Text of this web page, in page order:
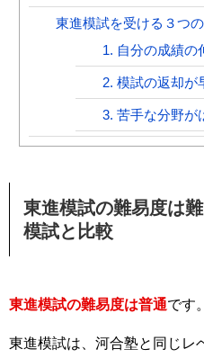
東進模試を受ける３つ
1. 自分の成績の
2. 模試の返却が
3. 苦手な分野が
東進模試の難易度は
模試と比較
東進模試の難易度は普通です。
東進模試は、河合塾と同じレ